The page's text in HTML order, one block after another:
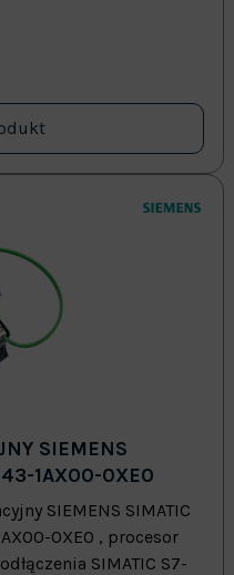
SIEMENS
1AX00-0XE0
SIEMENS SIMATIC
0XE0 , procesor
SIMATIC S7-